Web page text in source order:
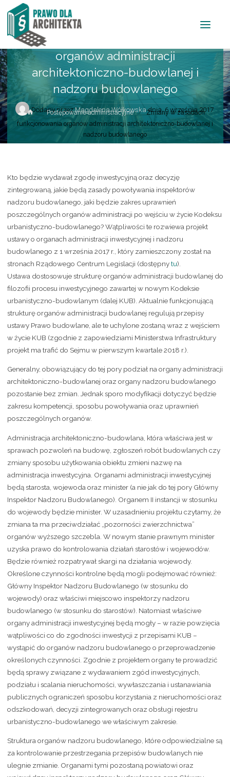
Zmiany w zasadach funkcjonowania
organów administracji
architektoniczno-budowlanej i
nadzoru budowlanego
Dodany przezMagdalena Wółkowska dnia 6 września 2017
Postępowanie administracyjne
Postępowanie administracyjne
Zmiany w zasadach
funkcjonowania organów administracji architektoniczno-budowlanej i
nadzoru budowlanego
Kto będzie wydawał zgodę inwestycyjną oraz decyzję
zintegrowaną, jakie będą zasady powoływania inspektorów
nadzoru budowlanego, jaki będzie zakres uprawnień
poszczególnych organów administracji po wejściu w życie Kodeksu
urbanistyczno-budowlanego? Wątpliwości te rozwiewa projekt
ustawy o organach administracji inwestycyjnej i nadzoru
budowlanego z 1 września 2017 r., który zamieszczony został na
stronach Rządowego Centrum Legislacji (dostępnytu).
Ustawa dostosowuje strukturę organów administracji budowlanej do
filozofii procesu inwestycyjnego zawartej w nowym Kodeksie
urbanistyczno-budowlanym (dalej KUB). Aktualnie funkcjonującą
strukturę organów administracji budowlanej regulują przepisy
ustawy Prawo budowlane, ale te uchylone zostaną wraz z wejściem
w życie KUB (zgodnie z zapowiedziami Ministerstwa Infrastruktury
projekt ma trafić do Sejmu w pierwszym kwartale 2018 r.).
Generalny, obowiązujący do tej pory podział na organy administracji
architektoniczno-budowlanej oraz organy nadzoru budowlanego
pozostanie bez zmian. Jednak sporo modyfikacji dotyczyć będzie
zakresu kompetencji, sposobu powoływania oraz uprawnień
poszczególnych organów.
Administracja architektoniczno-budowlana, która właściwa jest w
sprawach pozwoleń na budowę, zgłoszeń robót budowlanych czy
zmiany sposobu użytkowania obiektu zmieni nazwę na
administracja inwestycyjna. Organami administracji inwestycyjnej
będą starosta, wojewoda oraz minister (a nie jak do tej pory Główny
Inspektor Nadzoru Budowlanego). Organem II instancji w stosunku
do wojewody będzie minister. W uzasadnieniu projektu czytamy, że
zmiana ta ma przeciwdziałać „pozorności zwierzchnictwa”
organów wyższego szczebla. W nowym stanie prawnym minister
uzyska prawo do kontrolowania działań starostów i wojewodów.
Będzie również rozpatrywał skargi na działania wojewody.
Określone czynności kontrolne będą mogli podejmować również:
Główny Inspektor Nadzoru Budowlanego (w stosunku do
wojewody) oraz właściwi miejscowo inspektorzy nadzoru
budowlanego (w stosunku do starostów). Natomiast właściwe
organy administracji inwestycyjnej będą mogły – w razie powzięcia
wątpliwości co do zgodności inwestycji z przepisami KUB –
wystąpić do organów nadzoru budowlanego o przeprowadzenie
określonych czynności. Zgodnie z projektem organy te prowadzić
będą sprawy związane z wydawaniem zgód inwestycyjnych,
podziału i scalania nieruchomości, wywłaszczania i ustanawiania
publicznych ograniczeń sposobu korzystania z nieruchomości oraz
odszkodowań, decyzji zintegrowanych oraz obsługi rejestru
urbanistyczno-budowlanego we właściwym zakresie.
Struktura organów nadzoru budowlanego, które odpowiedzialne są
za kontrolowanie przestrzegania przepisów budowlanych nie
ulegnie zmianie. Organami tymi pozostaną powiatowi oraz